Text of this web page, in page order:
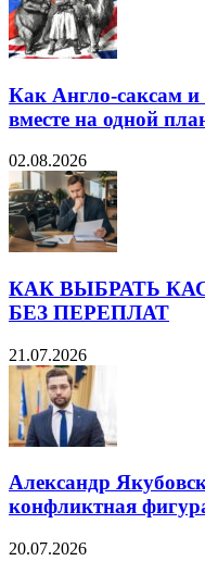
Как Англо-саксам
вместе на одной
02.08.2026
КАК ВЫБРАТЬ
БЕЗ ПЕРЕПЛАТ
21.07.2026
Александр
конфликтная
20.07.2026